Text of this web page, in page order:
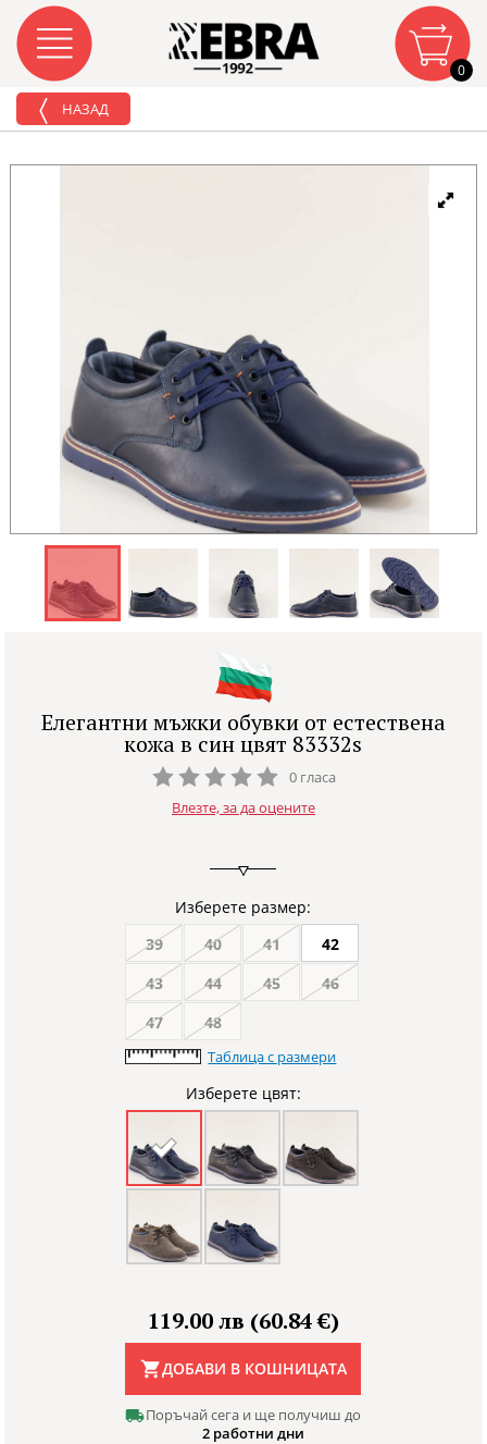
0
НАЗАД
Елегантни мъжки обувки от естествена
кожа в син цвят 83332s
0 гласа
Влезте, за да оцените
Изберете размер:
39
40 41
42
43
44 45
46
47
48
Таблица с размери
Изберете цвят:
119.00 лв (60.84 €)
ДОБАВИ В КОШНИЦАТА
Поръчай сега и ще получиш до
2 работни дни